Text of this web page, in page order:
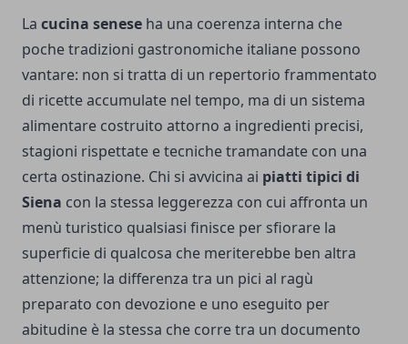
La cucina senese ha una coerenza interna che
poche tradizioni gastronomiche italiane possono
vantare: non si tratta di un repertorio frammentato
di ricette accumulate nel tempo, ma di un sistema
alimentare costruito attorno a ingredienti precisi,
stagioni rispettate e tecniche tramandate con una
certa ostinazione. Chi si avvicina ai piatti tipici di
Siena con la stessa leggerezza con cui affronta un
menù turistico qualsiasi finisce per sfiorare la
superficie di qualcosa che meriterebbe ben altra
attenzione; la differenza tra un pici al ragù
preparato con devozione e uno eseguito per
abitudine è la stessa che corre tra un documento